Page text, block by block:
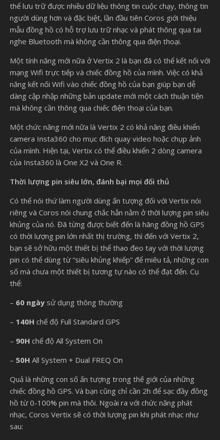
thể lưu trữ được nhiều dữ liệu thông tin cuộc chạy, thông tin
người dùng hơn và đặc biệt, lần đầu tiên Coros giới thiệu
mẫu đồng hồ có hỗ trợ lưu trữ nhạc và phát thông qua tai
nghe Bluetooth mà không cần thông qua điện thoại.
Một tính năng mới nữa ở Vertix 2 là bạn đã có thể kết nối với
mạng Wifi trực tiếp và chiếc đồng hồ của mình. Việc có khả
năng kết nối Wifi vào chiếc đồng hồ của bạn giúp bạn dễ
dàng cập nhập những bản update mới một cách thuận tiện
mà không cần thông qua chiếc điện thoại của bạn.
Một chức năng mới nữa là Vertix 2 có khả năng điều khiển
camera Insta360 cho mục đích quay video hoặc chụp ảnh
của mình. Hiện tại, Vertix có thể điều khiển 2 dòng camera
của Insta360 là One X2 và One R.
Thời lượng pin siêu lớn, đánh bại mọi đối thủ
Có thể nói thứ làm người dùng ấn tượng đối với Vertix nói
riêng và Coros nói chung chắc hẳn nằm ở thời lượng pin siêu
khủng của nó. Đã từng được biết đến là hãng đồng hồ GPS
có thời lượng pin lớn nhất thị trường, thì đến với Vertix 2,
bạn sẽ sở hữu một thiết bị thể thao đeo tay với thời lượng
pin có thể dùng từ “siêu khủng khiếp” để miêu tả, những con
số mà chưa một thiết bị tương tự nào có thể đạt đến. Cụ
thể:
– 60 ngày sử dụng thông thường
– 140H chế độ Full Standard GPS
– 90H chế độ All System On
– 50H All System + Dual FREQ On
Quả là những con số ấn tượng trong thế giới của những
chiếc đồng hồ GPS. Và bạn cũng chỉ cần 2h để sạc đầy đồng
hồ từ 0-100% pin mà thôi. Ngoài ra với chức năng phát
nhạc, Coros Vertix sẽ có thời lượng pin khi phát nhạc như
sau: